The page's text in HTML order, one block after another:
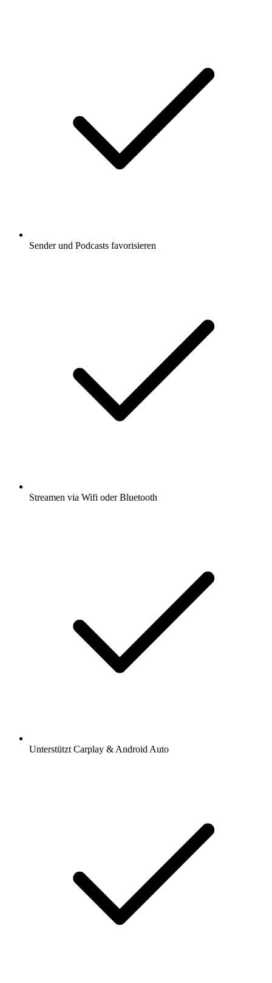
Sender und Podcasts favorisieren
Streamen via Wifi oder Bluetooth
Unterstützt Carplay & Android Auto